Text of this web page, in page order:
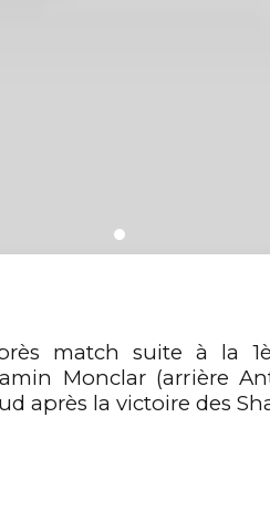
match suite à la
Monclar (arrière
après la victoire des